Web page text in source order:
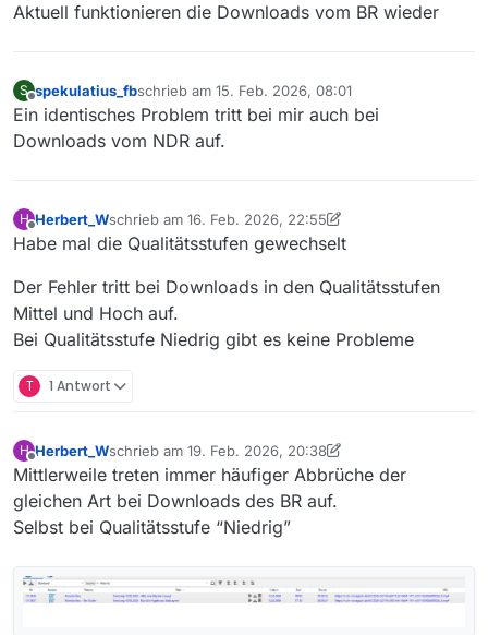
Aktuell funktionieren die Downloads vom BR wieder
S
Offline
spekulatius_fbschrieb am 15. Feb. 2026, 08:01
zuletzt editiert von
Ein identisches Problem tritt bei mir auch bei
Downloads vom NDR auf.
H
Offline
Herbert_Wschrieb am 16. Feb. 2026, 22:55
zuletzt editiert von Herbert_W
Habe mal die Qualitätsstufen gewechselt
Der Fehler tritt bei Downloads in den Qualitätsstufen
Mittel und Hoch auf.
Bei Qualitätsstufe Niedrig gibt es keine Probleme
T 1 Antwort
H
Offline
Herbert_Wschrieb am 19. Feb. 2026, 20:38
zuletzt editiert von Herbert_W
Mittlerweile treten immer häufiger Abbrüche der
gleichen Art bei Downloads des BR auf.
Selbst bei Qualitätsstufe “Niedrig”